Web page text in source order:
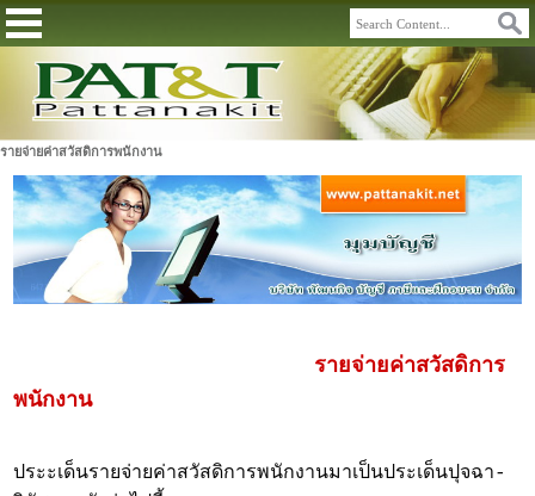
รายจ่ายค่าสวัสดิการพนักงาน
รายจ่ายค่าสวัสดิการ
พนักงาน
ประะเด็นรายจ่ายค่าสวัสดิการพนักงานมาเป็นประเด็นปุจฉา-